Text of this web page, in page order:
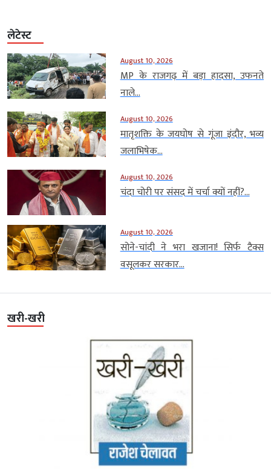
लेटेस्ट
August 10, 2026
MP के राजगढ़ में बड़ा हादसा, उफनते
नाले...
August 10, 2026
मातृशक्ति के जयघोष से गूंजा इंदौर, भव्य
जलाभिषेक...
August 10, 2026
चंदा चोरी पर संसद में चर्चा क्यों नहीं?...
August 10, 2026
सोने-चांदी ने भरा खजाना! सिर्फ टैक्स
वसूलकर सरकार...
खरी-खरी